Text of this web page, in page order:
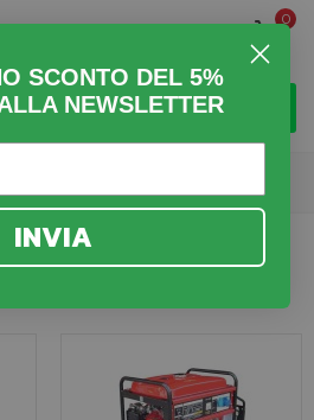
0
SCONTO DEL 5%
NEWSLETTER
INVIA